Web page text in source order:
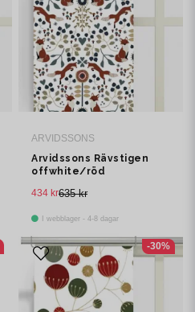
ARVIDSSONS
Arvidssons Rävstigen
offwhite/röd
635 kr
434 kr
I webblager - 4-8 dagar
-30%